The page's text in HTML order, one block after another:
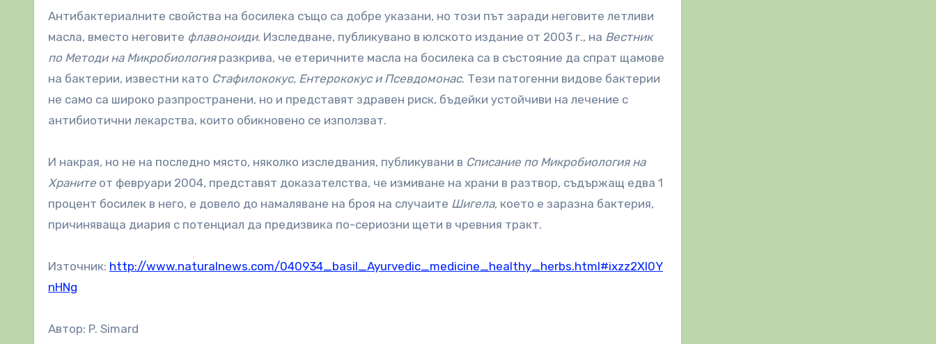
Антибактериалните свойства на босилека също са добре указани, но този път заради неговите летливи
масла, вместо неговите флавоноиди. Изследване, публикувано в юлското издание от 2003 г., на Вестник
по Методи на Микробиологияразкрива, че етеричните масла на босилека са в състояние да спрат щамове
на бактерии, известни като Стафилококус, Ентерококус и Псевдомонас. Тези патогенни видове бактерии
не само са широко разпространени, но и представят здравен риск, бъдейки устойчиви на лечение с
антибиотични лекарства, които обикновено се използват.
И накрая, но не на последно място, няколко изследвания, публикувани в Списание по Микробиология на
Храните от февруари 2004, представят доказателства, че измиване на храни в разтвор, съдържащ едва 1
процент босилек в него, е довело до намаляване на броя на случаите Шигела, което е заразна бактерия,
причиняваща диария с потенциал да предизвика по-сериозни щети в чревния тракт.
Източник: http://www.naturalnews.com/040934_basil_Ayurvedic_medicine_healthy_herbs.html#ixzz2XI0Y
nHNg
Автор: P. Simard